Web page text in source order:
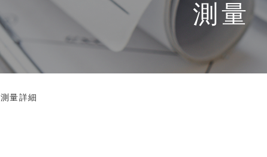
測量
測量詳細